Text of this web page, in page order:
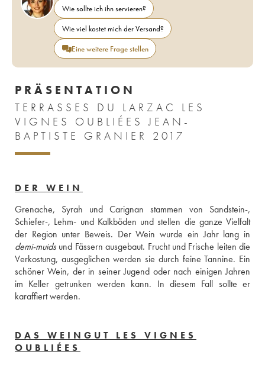
Wie sollte ich ihn servieren?
Wie viel kostet mich der Versand?
Eine weitere Frage stellen
PRÄSENTATION
TERRASSES DU LARZAC LES
VIGNES OUBLIÉES JEAN-
BAPTISTE GRANIER 2017
DER WEIN
Grenache, Syrah und Carignan stammen von Sandstein-,
Schiefer-, Lehm- und Kalkböden und stellen die ganze Vielfalt
demi-muids und Fässern ausgebaut. Frucht und Frische leiten die
Verkostung, ausgeglichen werden sie durch feine Tannine. Ein
schöner Wein, der in seiner Jugend oder nach einigen Jahren
im Keller getrunken werden kann. In diesem Fall sollte er
karaffiert werden.
DAS WEINGUT LES VIGNES
OUBLIÉES